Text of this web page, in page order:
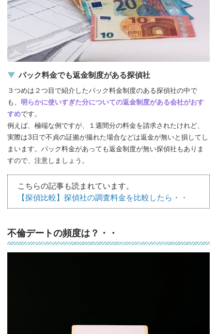
パック料金でも返金制度がある探偵社
３つめは２つ目で紹介したパック料金制度のある探偵社の中で
も、 明らかに使いすぎた分についての返金制度がある会社がおす
すめです。
例えば、極端な例ですが、１週間分の料金を請求されたけれど、
実際は3日で不貞の証拠が撮れた場合などは返金が無いと損してし
まいます。パック料金があっても返金制度が無い探偵社もありま
すので、注意しましょう。
こちらの記事も読まれています。
【探偵比較】探偵社の調査料金を比較したら・・
不倫デートの頻度は？・・